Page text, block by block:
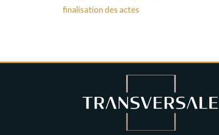
finalisation des actes